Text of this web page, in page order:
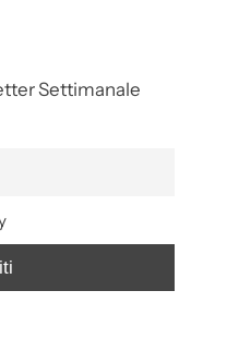
Settimanale